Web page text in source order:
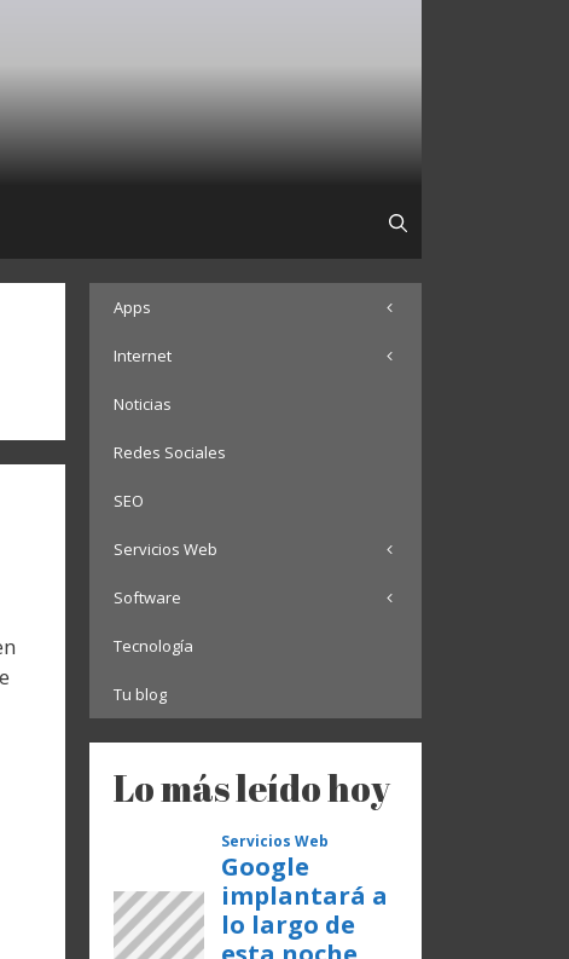
Apps
Internet
Noticias
Redes Sociales
SEO
Servicios Web
Software
Tecnología
Tu blog
Lo más leído hoy